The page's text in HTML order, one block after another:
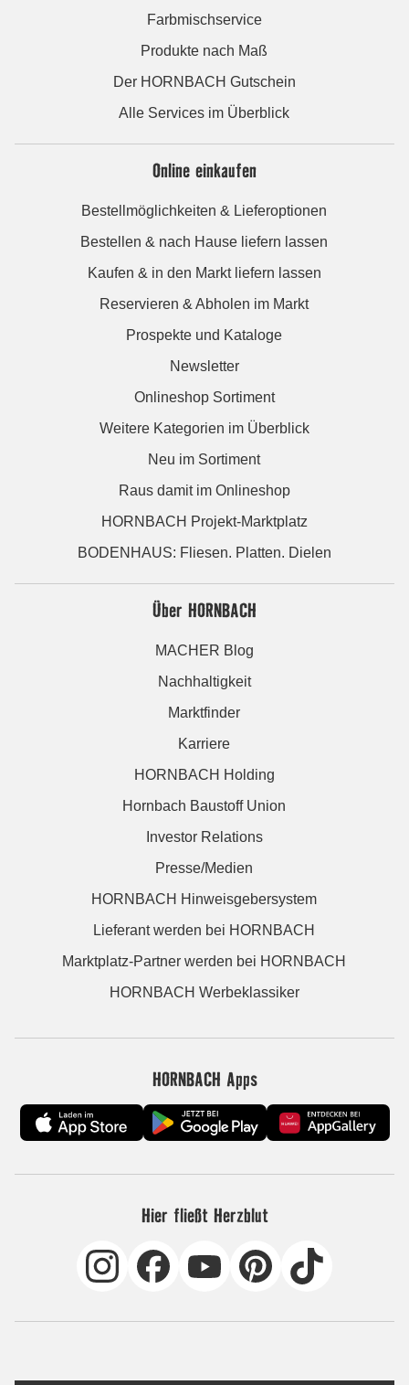
Farbmischservice
Produkte nach Maß
Der HORNBACH Gutschein
Alle Services im Überblick
Online einkaufen
Bestellmöglichkeiten & Lieferoptionen
Bestellen & nach Hause liefern lassen
Kaufen & in den Markt liefern lassen
Reservieren & Abholen im Markt
Prospekte und Kataloge
Newsletter
Onlineshop Sortiment
Weitere Kategorien im Überblick
Neu im Sortiment
Raus damit im Onlineshop
HORNBACH Projekt-Marktplatz
BODENHAUS: Fliesen. Platten. Dielen
Über HORNBACH
MACHER Blog
Nachhaltigkeit
Marktfinder
Karriere
HORNBACH Holding
Hornbach Baustoff Union
Investor Relations
Presse/Medien
HORNBACH Hinweisgebersystem
Lieferant werden bei HORNBACH
Marktplatz-Partner werden bei HORNBACH
HORNBACH Werbeklassiker
HORNBACH Apps
Hier fließt Herzblut